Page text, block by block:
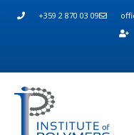
+359 2 870 03 09